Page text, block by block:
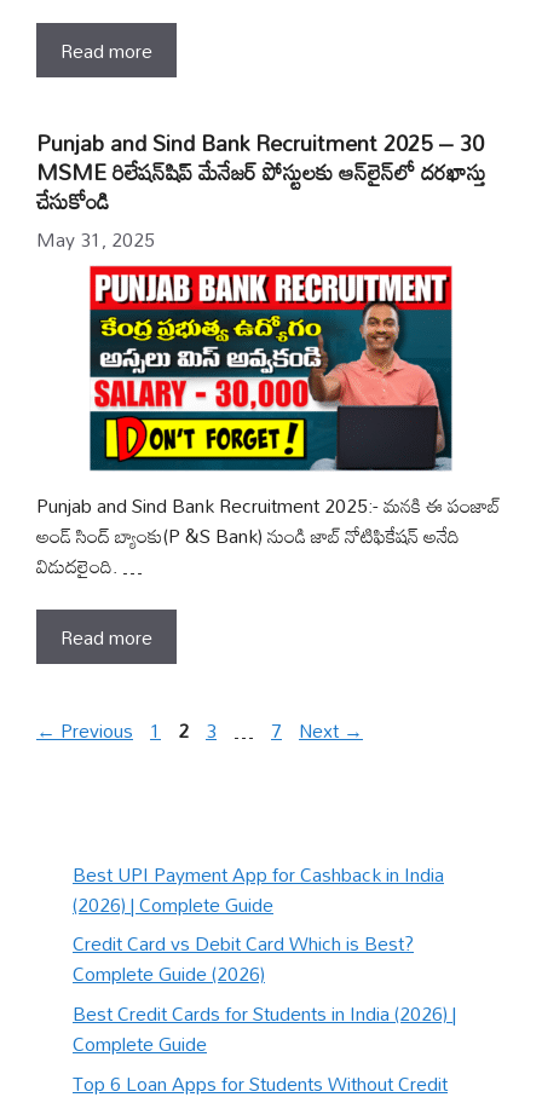
Read more
Punjab and Sind Bank Recruitment 2025 – 30
MSME రిలేషన్‌షిప్ మేనేజర్ పోస్టులకు ఆన్‌లైన్‌లో దరఖాస్తు
చేసుకోండి
May 31, 2025
Punjab and Sind Bank Recruitment 2025:- మనకి ఈ పంజాబ్
అండ్ సింద్ బ్యాంకు(P &S Bank) నుండి జాబ్ నోటిఫికేషన్ అనేది
విడుదలైంది. …
Read more
←Previous Page
1 Page
2 Page
3 … Page
7 Next→
Best UPI Payment App for Cashback in India
(2026) | Complete Guide
Credit Card vs Debit Card Which is Best?
Complete Guide (2026)
Best Credit Cards for Students in India (2026) |
Complete Guide
Top 6 Loan Apps for Students Without Credit